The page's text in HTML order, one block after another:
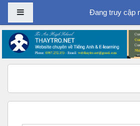
Chuyển tới nội dung chính
Bảng điều khiển cạnhĐang truy cập